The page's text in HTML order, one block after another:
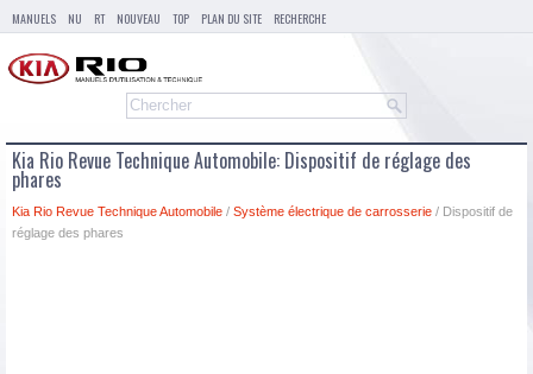
MANUELS NU RT NOUVEAU TOP PLAN DU SITE RECHERCHE
Kia Rio Revue Technique Automobile: Dispositif de réglage des
phares
Kia Rio Revue Technique Automobile / Système électrique de carrosserie / Dispositif de
réglage des phares